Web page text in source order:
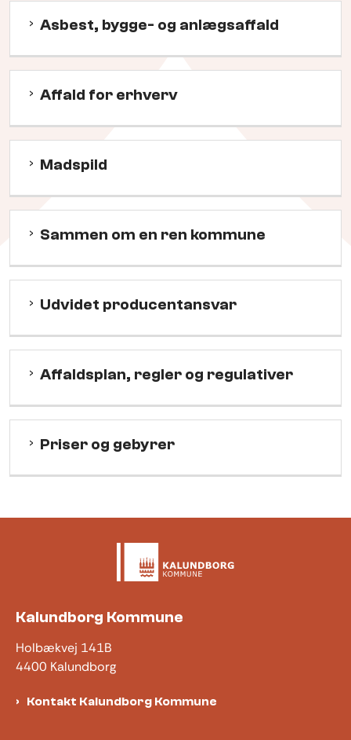
Asbest, bygge- og anlægsaffald
Affald for erhverv
Madspild
Sammen om en ren kommune
Udvidet producentansvar
Affaldsplan, regler og regulativer
Priser og gebyrer
Kalundborg Kommune
Holbækvej 141B
4400 Kalundborg
Kontakt Kalundborg Kommune